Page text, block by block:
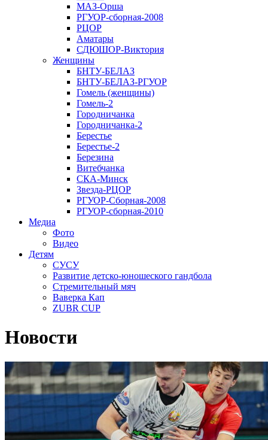
МАЗ-Орша
РГУОР-сборная-2008
РЦОР
Аматары
СДЮШОР-Виктория
Женщины
БНТУ-БЕЛАЗ
БНТУ-БЕЛАЗ-РГУОР
Гомель (женщины)
Гомель-2
Городничанка
Городничанка-2
Берестье
Берестье-2
Березина
Витебчанка
СКА-Минск
Звезда-РЦОР
РГУОР-Сборная-2008
РГУОР-сборная-2010
Медиа
Фото
Видео
Детям
СУСУ
Развитие детско-юношеского гандбола
Стремительный мяч
Ваверка Кап
ZUBR CUP
Новости